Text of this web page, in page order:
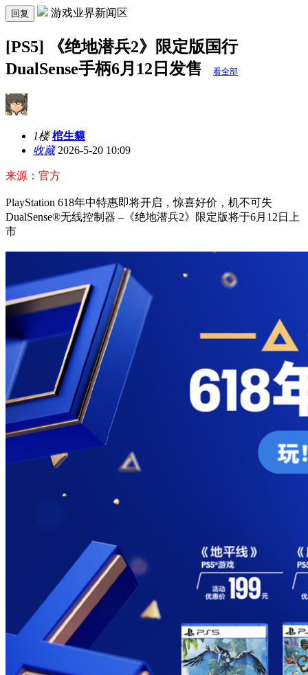
回复 游戏业界新闻区
[PS5] 《绝地潜兵2》限定版国行
DualSense手柄6月12日发售
看全部
1楼 棺生貘
收藏2026-5-20 10:09
来源：官方
PlayStation 618年中特惠即将开启，惊喜好价，机不可失
DualSense®无线控制器 –《绝地潜兵2》限定版将于6月12日上
市